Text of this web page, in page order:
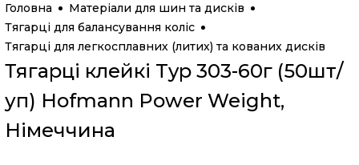
Головна
Матеріали для шин та дисків
Тягарці для балансування коліс
Тягарці для легкосплавних (литих) та кованих дисків
Тягарці клейкі Typ 303-60г (50шт/
уп) Hofmann Power Weight,
Німеччина